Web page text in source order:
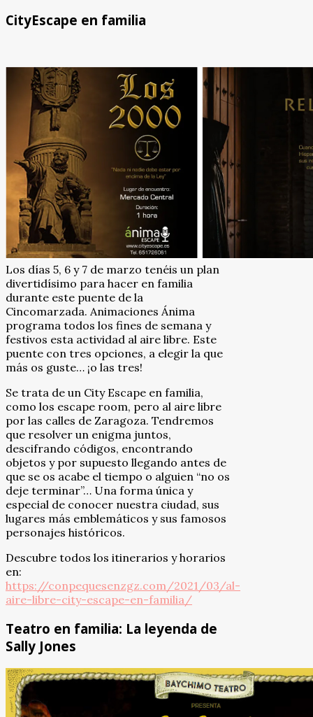
CityEscape en familia
Los días 5, 6 y 7 de marzo tenéis un plan
divertidísimo para hacer en familia
durante este puente de la
Cincomarzada. Animaciones Ánima
programa todos los fines de semana y
festivos esta actividad al aire libre. Este
puente con tres opciones, a elegir la que
más os guste… ¡o las tres!
Se trata de un City Escape en familia,
como los escape room, pero al aire libre
por las calles de Zaragoza. Tendremos
que resolver un enigma juntos,
descifrando códigos, encontrando
objetos y por supuesto llegando antes de
que se os acabe el tiempo o alguien “no os
deje terminar”… Una forma única y
especial de conocer nuestra ciudad, sus
lugares más emblemáticos y sus famosos
personajes históricos.
Descubre todos los itinerarios y horarios
en:
https://conpequesenzgz.com/2021/03/al-
aire-libre-city-escape-en-familia/
Teatro en familia: La leyenda de
Sally Jones